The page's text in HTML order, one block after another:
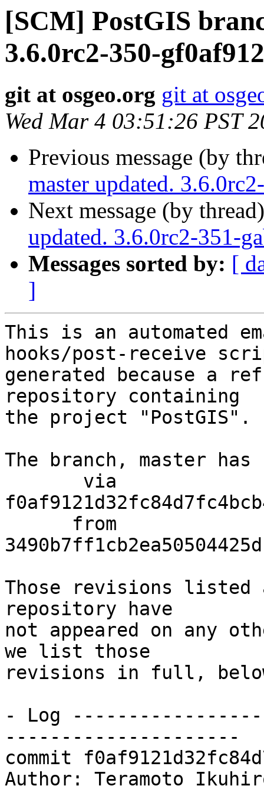
[SCM] PostGIS
3.6.0rc2-350-
git at osgeo.org git at
Wed Mar 4 03:51:26 PST
Previous message (by
master updated.
Next message (by
updated. 3.6.0rc2-351-
Messages sorted by: [
]
This is an automated
hooks/post-receive
generated because a
repository containing
the project "PostGIS".
The branch, master has
Those revisions listed
repository have
not appeared on any
we list those
revisions in full,
- Log
---------------------
commit
Author: Teramoto